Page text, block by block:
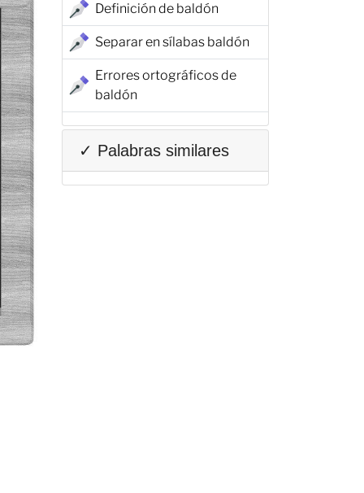
Definición de baldón
Separar en sílabas baldón
Errores ortográficos de
baldón
✓ Palabras similares